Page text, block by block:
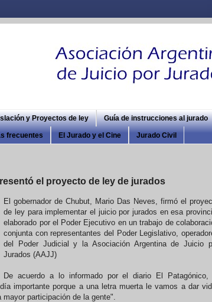
y Proyectos de ley Guía de instrucciones al jurado
frecuentes El Jurado y el Cine Jurado Civil
el proyecto de ley de jurados
El gobernador de Chubut, Mario Das Neves, firmó el
de ley para implementar el juicio por jurados en esa
elaborado por el Poder Ejecutivo en un trabajo de
conjunta con representantes del Poder Legislativo,
del Poder Judicial y la Asociación Argentina de Juicio
Jurados (AAJJ)
De acuerdo a lo informado por el diario El Patagónico,
importante porque a una letra muerta le vamos a dar
participación de la gente".